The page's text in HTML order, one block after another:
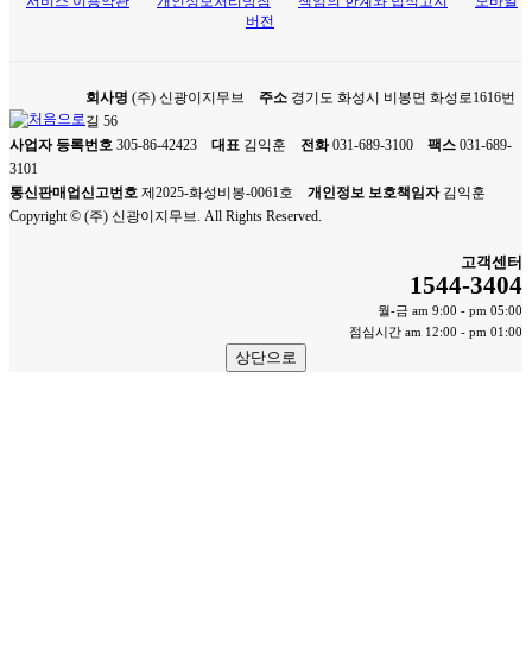
버전
회사명 (주) 신광이지무브 주소 경기도 화성시 비봉면 화성로1616번
길 56
사업자 등록번호 305-86-42423 대표 김익훈 전화031-689-3100 팩스 031-689-
3101
통신판매업신고번호 제2025-화성비봉-0061호 개인정보 보호책임자김익훈
Copyright © (주) 신광이지무브. All Rights Reserved.
고객센터
1544-3404
월-금 am 9:00 - pm 05:00
점심시간 am 12:00 - pm 01:00
상단으로